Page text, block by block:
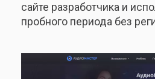
сайте разработчика и
пробного периода без